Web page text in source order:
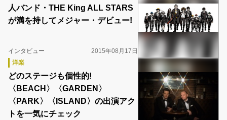
人バンド・THE King ALL STARS
が満を持してメジャー・デビュー!
インタビュー
2015年08月17日
洋楽
どのステージも個性的!
〈BEACH〉〈GARDEN〉
〈PARK〉〈ISLAND〉の出演アク
トを一気にチェック